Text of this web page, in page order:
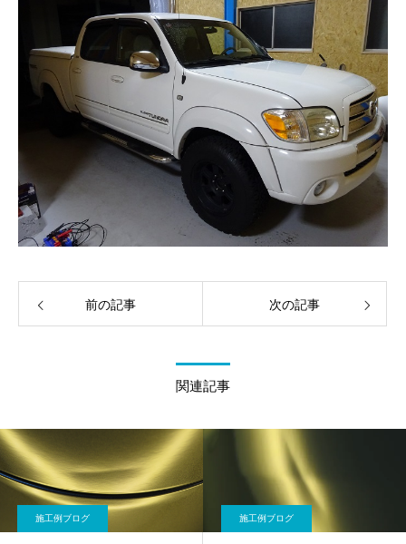
前の記事 次の記事
関連記事
施工例ブログ 施工例ブログ